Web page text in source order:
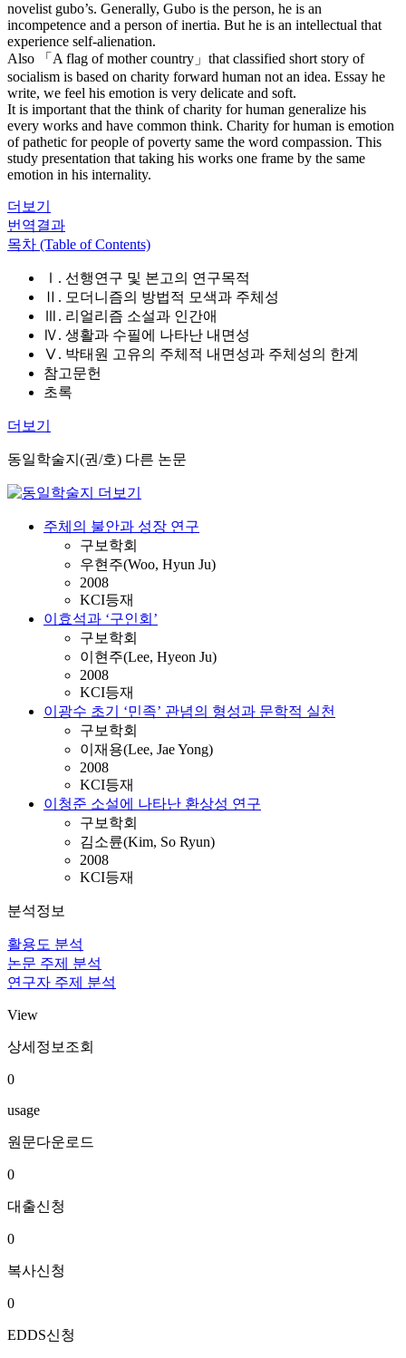
novelist gubo’s. Generally, Gubo is the person, he is an
incompetence and a person of inertia. But he is an intellectual that
experience self-alienation.
Also 「A flag of mother country」that classified short story of
socialism is based on charity forward human not an idea. Essay he
write, we feel his emotion is very delicate and soft.
It is important that the think of charity for human generalize his
every works and have common think. Charity for human is emotion
of pathetic for people of poverty same the word compassion. This
study presentation that taking his works one frame by the same
emotion in his internality.
더보기
번역결과
목차 (Table of Contents)
Ⅰ. 선행연구 및 본고의 연구목적
Ⅱ. 모더니즘의 방법적 모색과 주체성
Ⅲ. 리얼리즘 소설과 인간애
Ⅳ. 생활과 수필에 나타난 내면성
Ⅴ. 박태원 고유의 주체적 내면성과 주체성의 한계
참고문헌
초록
더보기
동일학술지(권/호) 다른 논문
주체의 불안과 성장 연구
구보학회
우현주(Woo, Hyun Ju)
2008
KCI등재
이효석과 ‘구인회’
구보학회
이현주(Lee, Hyeon Ju)
2008
KCI등재
이광수 초기 ‘민족’ 관념의 형성과 문학적 실천
구보학회
이재용(Lee, Jae Yong)
2008
KCI등재
이청준 소설에 나타난 환상성 연구
구보학회
김소륜(Kim, So Ryun)
2008
KCI등재
분석정보
활용도 분석
논문 주제 분석
연구자 주제 분석
View
상세정보조회
0
usage
원문다운로드
0
대출신청
0
복사신청
0
EDDS신청